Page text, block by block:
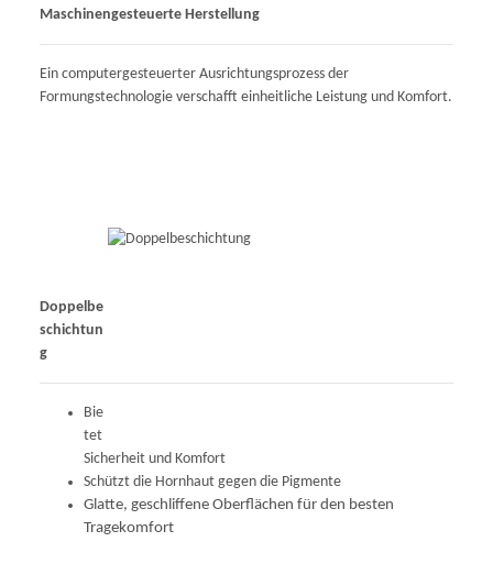
Maschinengesteuerte Herstellung
Ein computergesteuerter Ausrichtungsprozess der
Formungstechnologie verschafft einheitliche Leistung und Komfort.
Doppelbe
schichtun
g
Bie
tet
Sicherheit und Komfort
Schützt die Hornhaut gegen die Pigmente
Glatte, geschliffene Oberflächen für den besten
Tragekomfort